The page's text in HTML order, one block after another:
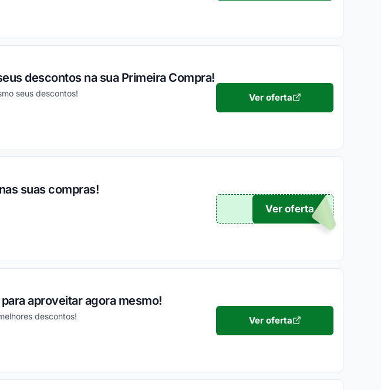
descontos na sua Primeira Compra!
seus descontos! Ver oferta
suas compras!
OX
Ver oferta
aproveitar agora mesmo!
descontos! Ver oferta